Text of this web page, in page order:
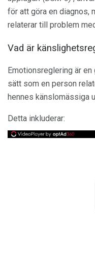
för att göra en diagnos,
relaterar till problem
Vad är
Emotionsreglering är
sätt som en person
hennes känslomässiga
Detta inkluderar: